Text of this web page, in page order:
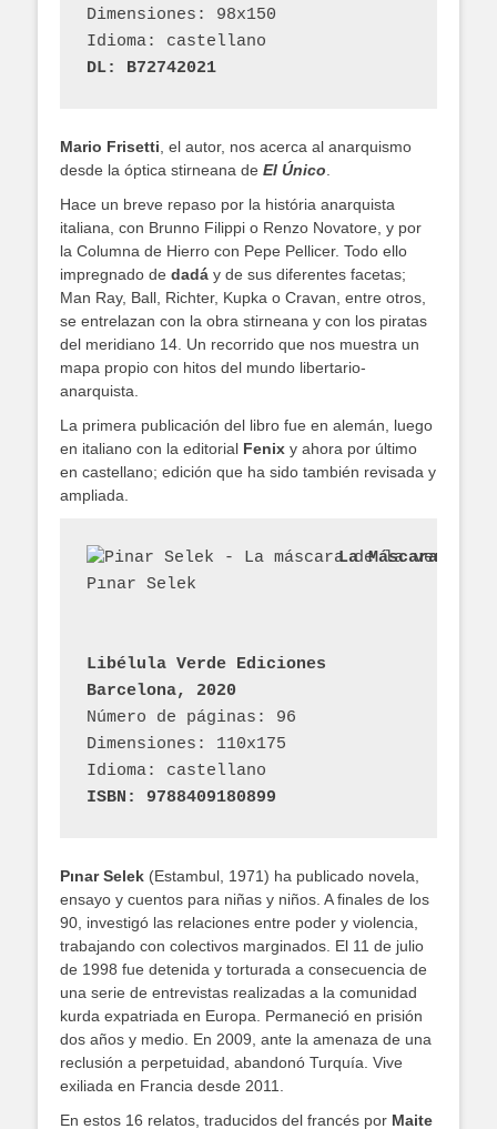
Dimensiones: 98x150
Idioma: castellano
DL: B72742021
Mario Frisetti, el autor, nos acerca al anarquismo
desde la óptica stirneana de El Único.
Hace un breve repaso por la história anarquista
italiana, con Brunno Filippi o Renzo Novatore, y por
la Columna de Hierro con Pepe Pellicer. Todo ello
impregnado de dadá y de sus diferentes facetas;
Man Ray, Ball, Richter, Kupka o Cravan, entre otros,
se entrelazan con la obra stirneana y con los piratas
del meridiano 14. Un recorrido que nos muestra un
mapa propio con hitos del mundo libertario-
anarquista.
La primera publicación del libro fue en alemán, luego
en italiano con la editorial Fenix y ahora por último
en castellano; edición que ha sido también revisada y
ampliada.
La Máscara de
Pınar Selek
Libélula Verde Ediciones
Barcelona, 2020
Número de páginas: 96
Dimensiones: 110x175
Idioma: castellano
ISBN: 9788409180899
Pınar Selek (Estambul, 1971) ha publicado novela,
ensayo y cuentos para niñas y niños. A finales de los
90, investigó las relaciones entre poder y violencia,
trabajando con colectivos marginados. El 11 de julio
de 1998 fue detenida y torturada a consecuencia de
una serie de entrevistas realizadas a la comunidad
kurda expatriada en Europa. Permaneció en prisión
dos años y medio. En 2009, ante la amenaza de una
reclusión a perpetuidad, abandonó Turquía. Vive
exiliada en Francia desde 2011.
En estos 16 relatos, traducidos del francés por Maite